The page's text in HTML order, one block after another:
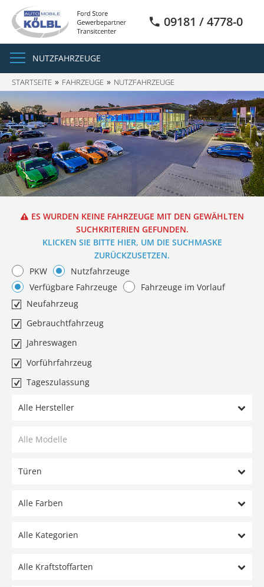
09181 / 4778-0
NUTZFAHRZEUGE
STARTSEITE FAHRZEUGE NUTZFAHRZEUGE
ES WURDEN KEINE FAHRZEUGE MIT DEN GEWÄHLTEN
SUCHKRITERIEN GEFUNDEN.
KLICKEN SIE BITTE HIER, UM DIE SUCHMASKE
ZURÜCKZUSETZEN.
PKW
Nutzfahrzeuge
Verfügbare Fahrzeuge
Fahrzeuge im Vorlauf
Neufahrzeug
Gebrauchtfahrzeug
Jahreswagen
Vorführfahrzeug
Tageszulassung
Alle Hersteller
Türen
Alle Farben
Alle Kategorien
Alle Kraftstoffarten